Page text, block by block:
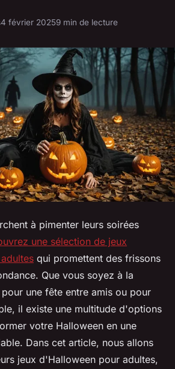
4 février 20259 min de lecture
à pimenter leurs soirées
une sélection de jeux
qui promettent des frissons
Que vous soyez à la
une fête entre amis ou pour
il existe une multitude d'options
votre Halloween en une
Dans cet article, nous allons
jeux d'Halloween pour adultes,